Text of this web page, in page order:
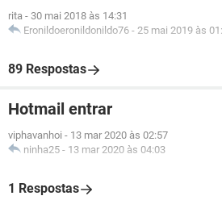
rita - 30 mai 2018 às 14:31
Eronildoeronildonildo76 - 25 mai 2019 às
89 Respostas
Hotmail entrar
viphavanhoi - 13 mar 2020 às 02:57
ninha25 - 13 mar 2020 às 04:03
1 Respostas